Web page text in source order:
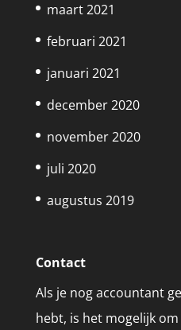
maart 2021
februari 2021
januari 2021
december 2020
november 2020
juli 2020
augustus 2019
Contact
Als je nog accountant
hebt, is het mogelijk